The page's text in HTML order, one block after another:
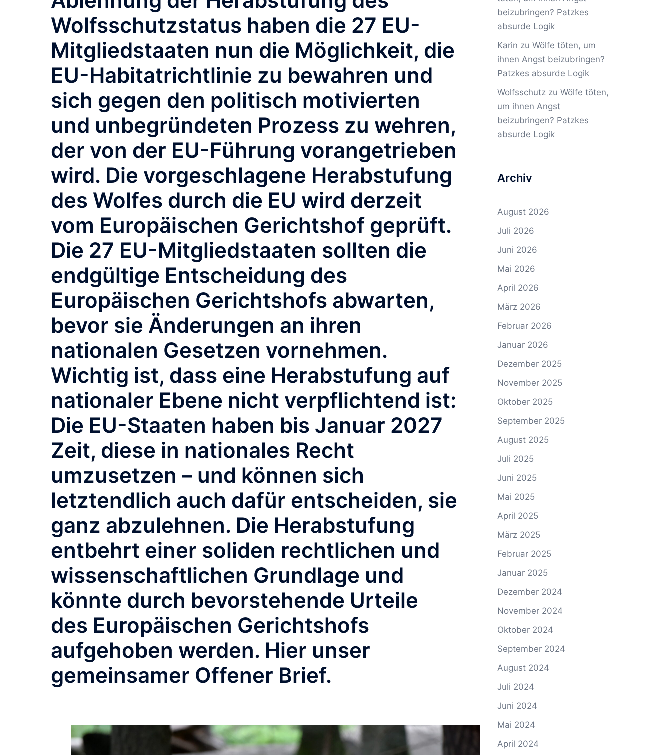
Wolfsschutzstatus haben die 27 EU-
Mitgliedstaaten nun die Möglichkeit, die
EU-Habitatrichtlinie zu bewahren und
sich gegen den politisch motivierten
und unbegründeten Prozess zu wehren,
der von der EU-Führung vorangetrieben
wird. Die vorgeschlagene Herabstufung
des Wolfes durch die EU wird derzeit
vom Europäischen Gerichtshof geprüft.
Die 27 EU-Mitgliedstaaten sollten die
endgültige Entscheidung des
Europäischen Gerichtshofs abwarten,
bevor sie Änderungen an ihren
nationalen Gesetzen vornehmen.
Wichtig ist, dass eine Herabstufung auf
nationaler Ebene nicht verpflichtend ist:
Die EU-Staaten haben bis Januar 2027
Zeit, diese in nationales Recht
umzusetzen – und können sich
letztendlich auch dafür entscheiden, sie
ganz abzulehnen. Die Herabstufung
entbehrt einer soliden rechtlichen und
wissenschaftlichen Grundlage und
könnte durch bevorstehende Urteile
des Europäischen Gerichtshofs
aufgehoben werden. Hier unser
gemeinsamer Offener Brief.
beizubringen? Patzkes
absurde Logik
Karin zu Wölfe töten, um
ihnen Angst beizubringen?
Patzkes absurde Logik
Wolfsschutzzu Wölfe töten,
um ihnen Angst
beizubringen? Patzkes
absurde Logik
Archiv
August 2026
Juli 2026
Juni 2026
Mai 2026
April 2026
März 2026
Februar 2026
Januar 2026
Dezember 2025
November 2025
Oktober 2025
September 2025
August 2025
Juli 2025
Juni 2025
Mai 2025
April 2025
März 2025
Februar 2025
Januar 2025
Dezember 2024
November 2024
Oktober 2024
September 2024
August 2024
Juli 2024
Juni 2024
Mai 2024
April 2024